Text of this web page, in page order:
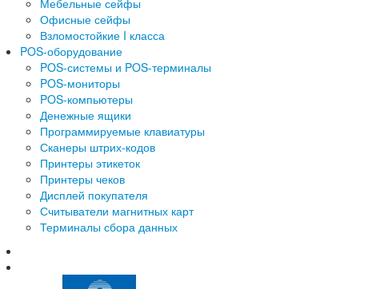
Мебельные сейфы
Офисные сейфы
Взломостойкие I класса
POS-оборудование
POS-системы и POS-терминалы
POS-мониторы
POS-компьютеры
Денежные ящики
Программируемые клавиатуры
Сканеры штрих-кодов
Принтеры этикеток
Принтеры чеков
Дисплей покупателя
Считыватели магнитных карт
Терминалы сбора данных